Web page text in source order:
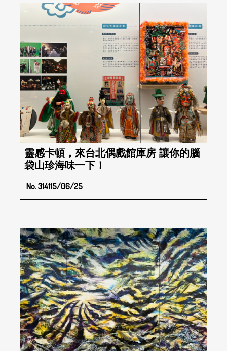
靈感卡頓，來台北偶戲館庫房 讓你的腦
袋山珍海味一下！
No. 314115/06/25